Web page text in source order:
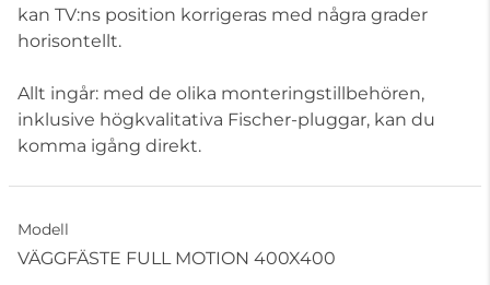
kan TV:ns position korrigeras med några grader
horisontellt.
Allt ingår: med de olika monteringstillbehören,
inklusive högkvalitativa Fischer-pluggar, kan du
komma igång direkt.
Modell
VÄGGFÄSTE FULL MOTION 400X400